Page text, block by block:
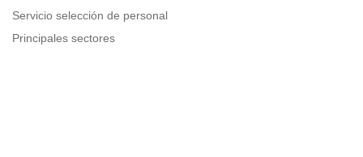
Servicio selección de personal
Principales sectores